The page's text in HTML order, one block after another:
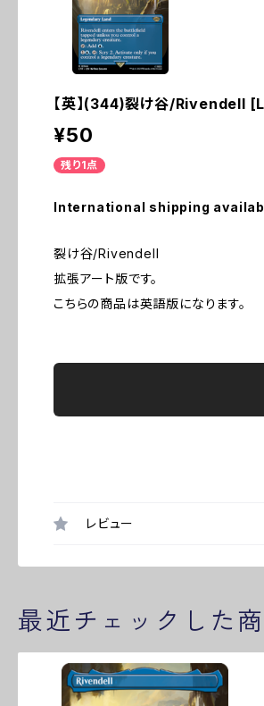
【英】(344)裂け谷/Rivendell
¥50
残り1点
International shipping
裂け谷/Rivendell
拡張アート版です。
こちらの商品は英語版になります。
レビュー
最近チェックした